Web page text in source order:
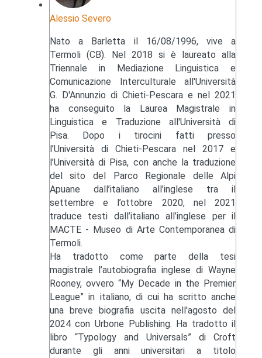
Alessio Severo
Nato a Barletta il 16/08/1996, vive a
Termoli (CB). Nel 2018 si è laureato alla
Triennale in Mediazione Linguistica e
Comunicazione Interculturale all'Università
G. D'Annunzio di Chieti-Pescara e nel 2021
ha conseguito la Laurea Magistrale in
Linguistica e Traduzione all'Università di
Pisa. Dopo i tirocini fatti presso
l’Università di Chieti-Pescara nel 2017 e
l’Università di Pisa, con anche la traduzione
del sito del Parco Regionale delle Alpi
Apuane dall’italiano all’inglese tra il
settembre e l’ottobre 2020, nel 2021
traduce testi dall’italiano all’inglese per il
MACTE - Museo di Arte Contemporanea di
Termoli.
Ha tradotto come parte della tesi
magistrale l’autobiografia inglese di Wayne
Rooney, ovvero “My Decade in the Premier
League” in italiano, di cui ha scritto anche
una breve biografia uscita nell'agosto del
2024 con Urbone Publishing. Ha tradotto il
libro “Typology and Universals” di Croft
durante gli anni universitari a titolo